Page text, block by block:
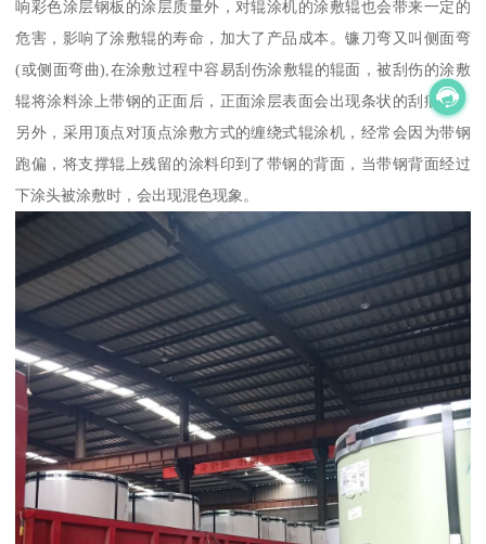
响彩色涂层钢板的涂层质量外，对辊涂机的涂敷辊也会带来一定的
危害，影响了涂敷辊的寿命，加大了产品成本。镰刀弯又叫侧面弯
(或侧面弯曲),在涂敷过程中容易刮伤涂敷辊的辊面，被刮伤的涂敷
辊将涂料涂上带钢的正面后，正面涂层表面会出现条状的刮痕纹。
另外，采用顶点对顶点涂敷方式的缠绕式辊涂机，经常会因为带钢
跑偏，将支撑辊上残留的涂料印到了带钢的背面，当带钢背面经过
下涂头被涂敷时，会出现混色现象。